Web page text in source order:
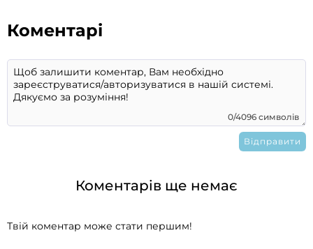
Коментарі
0/4096 символів
Коментарів ще немає
Твій коментар може стати першим!